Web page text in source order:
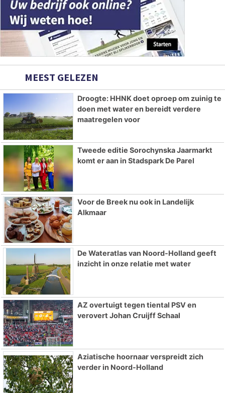
MEEST GELEZEN
Droogte: HHNK doet oproep om zuinig te
doen met water en bereidt verdere
maatregelen voor
Tweede editie Sorochynska Jaarmarkt
komt er aan in Stadspark De Parel
Voor de Breek nu ook in Landelijk
Alkmaar
De Wateratlas van Noord-Holland geeft
inzicht in onze relatie met water
AZ overtuigt tegen tiental PSV en
verovert Johan Cruijff Schaal
Aziatische hoornaar verspreidt zich
verder in Noord-Holland